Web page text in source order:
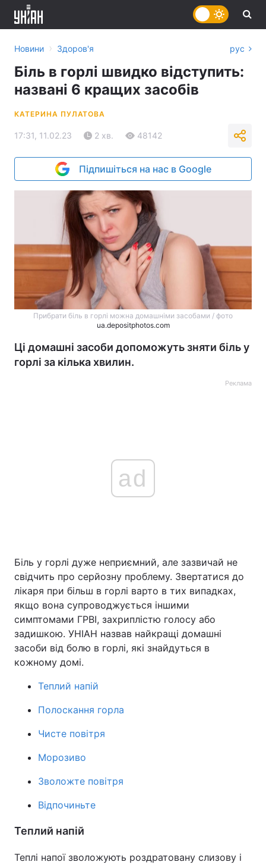
Головна Війна
Україна Політика
Економіка Світ
Спорт
Техно і зв'язок
Зброя
Здоров'я
Відео з Youtube Статті
Новини › Здоров'я рус
Біль в горлі швидко відступить:
названі 6 кращих засобів
КАТЕРИНА ПУЛАТОВА
17:31, 11.02.23 2 хв. 48142
Підпишіться на нас в Google
Прибрати біль в горлі можна домашніми засобами / фото
ua.depositphotos.com
Ці домашні засоби допоможуть зняти біль у
горлі за кілька хвилин.
Реклама
ad
Біль у горлі дуже неприємний, але зазвичай не
свідчить про серйозну проблему. Звертатися до
лікаря при більш в горлі варто в тих випадках,
якщо вона супроводжується іншими
симптомами ГРВІ, захриплістю голосу або
задишкою. УНІАН назвав найкращі домашні
засоби від болю в горлі, які знайдуться в
кожному домі.
Теплий напій
Полоскання горла
Чисте повітря
Морозиво
Зволожте повітря
Відпочиньте
Теплий напій
Теплі напої зволожують роздратовану слизову і